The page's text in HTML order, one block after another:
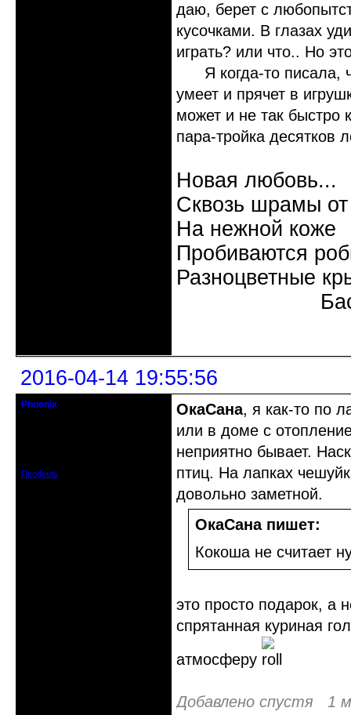
даю, берет с
кусочками. В глазах
играть? или что.. Но
Я когда-то писала,
умеет и прячет в
может и не так быстро
пара-тройка десятков
Новая любовь...
Сквозь шрамы
На нежной коже
Пробиваются
Разноцветные
2016-04-14 19:55:56
Phoenix
Профиль
ОкаСана, я как-то по
или в доме с
неприятно бывает.
птиц. На лапках
довольно заметной.
ОкаСана пишет:
Кокоша не считает
это просто подарок, а
спрятанная куриная
атмосферу
Добавлено спустя 1